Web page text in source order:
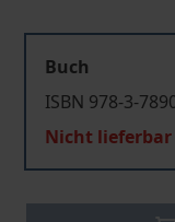
Buch
ISBN 978-3-
Nicht lieferbar